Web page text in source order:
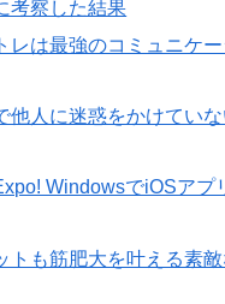
考察した結果
レは最強のコミュニケ
他人に迷惑をかけてい
WindowsでiOSアプ
トも筋肥大を叶える素